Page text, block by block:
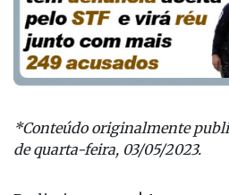
*Conteúdo originalmente
de quarta-feira, 03/05/2023.